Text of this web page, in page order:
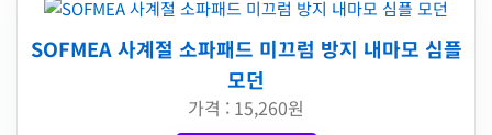
SOFMEA 사계절 소파패드 미끄럼 방지 내마모 심플
모던
가격 : 15,260원